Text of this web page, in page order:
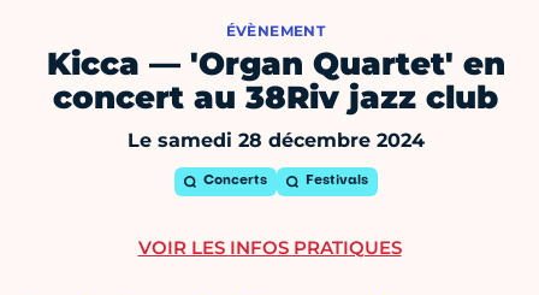
ÉVÈNEMENT
Kicca — 'Organ Quartet' en
concert au 38Riv jazz club
Le samedi 28 décembre 2024
Concerts Festivals
VOIR LES INFOS PRATIQUES